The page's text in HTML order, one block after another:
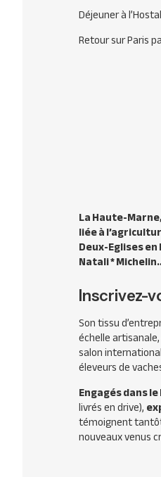
Déjeuner à
Retour sur Paris
La Haute-
liée à
Deux-Eglises
Natali *
Inscrivez-
Son tissu
échelle
salon
éleveurs de
Engagés dans
livrés en drive),
témoignent
nouveaux venus